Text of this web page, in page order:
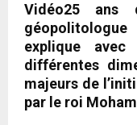
Vidéo25 ans
explique
différentes
majeurs de
par le roi